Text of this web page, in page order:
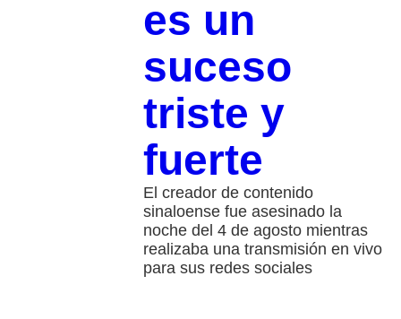
es un
suceso
triste y
fuerte
El creador de contenido
sinaloense fue asesinado la
noche del 4 de agosto mientras
realizaba una transmisión en vivo
para sus redes sociales